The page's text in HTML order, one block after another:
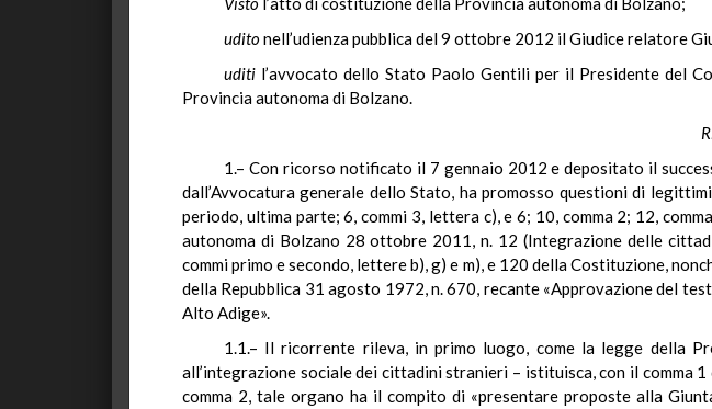
uditonell’udienza pubblica del 9 ottobre 2012 il Giudice relatore
uditi l’avvocato dello Stato Paolo Gentili per il Presidente del
Provincia autonoma di Bolzano.
1.– Con ricorso notificato il 7 gennaio 2012 e depositato il
dall’Avvocatura generale dello Stato, ha promosso questioni di
periodo, ultima parte; 6, commi 3, lettera c), e 6; 10, comma 2; 12,
autonoma di Bolzano 28 ottobre 2011, n. 12 (Integrazione delle
commi primo e secondo, lettere b), g) e m), e 120 della Costituzione,
della Repubblica 31 agosto 1972, n. 670, recante «Approvazione del
Alto Adige».
1.1.– Il ricorrente rileva, in primo luogo, come la legge della
all’integrazione sociale dei cittadini stranieri – istituisca, con il comma 1
comma 2, tale organo ha il compito di «presentare proposte alla